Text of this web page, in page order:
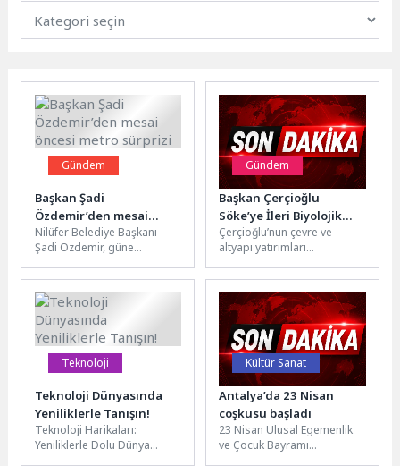
Gündem
Başkan Şadi
Özdemir’den mesai
öncesi metro sürprizi
Nilüfer Belediye Başkanı
Şadi Özdemir, güne
yolculuk yaparak başladı.
Sabahın erken saatlerinde
öğrenciler...
Gündem
Başkan Çerçioğlu
Söke’ye İleri Biyolojik
Atık Su Arıtma Tesisi
Kazandırıyor
Çerçioğlu’nun çevre ve
altyapı yatırımları
tarafından Söke ilçesine
kazandırılacak olan İleri
Biyolojik Atık...
Teknoloji
Teknoloji Dünyasında
Yeniliklerle Tanışın!
Teknoloji Harikaları:
Yeniliklerle Dolu Dünya
Kültür Sanat
Antalya’da 23 Nisan
coşkusu başladı
23 Nisan Ulusal Egemenlik
ve Çocuk Bayramı